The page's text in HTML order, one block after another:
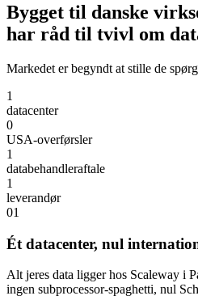
Bygget til danske
har råd til tvivl om
Markedet er begyndt at stille de
1
datacenter
0
USA-overførsler
1
databehandleraftale
1
leverandør
01
Ét datacenter, nul
Alt jeres data ligger hos Scaleway i
ingen subprocessor-spaghetti, nul